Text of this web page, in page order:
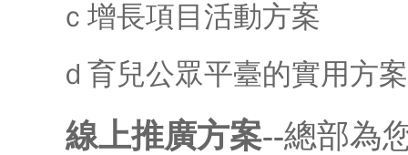
ｃ增長項目活動方案
ｄ育兒公眾平臺的實用方案
線上推廣方案--總部為